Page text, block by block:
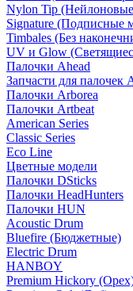
Nylon Tip
Signature (Подписные
Timbales (Без
UV и Glow
Палочки Ahead
Запчасти для палочек
Палочки Arborea
Палочки Artbeat
American Series
Classic Series
Eco Line
Цветные модели
Палочки DSticks
Палочки HeadHunters
Палочки HUN
Acoustic Drum
Bluefire (Бюджетные)
Electric Drum
HANBOY
Premium Hickory